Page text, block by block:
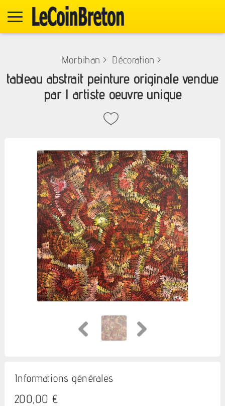
Morbihan > Décoration >
tableau abstrait peinture originale vendue
par l artiste oeuvre unique
Informations générales
200,00 €